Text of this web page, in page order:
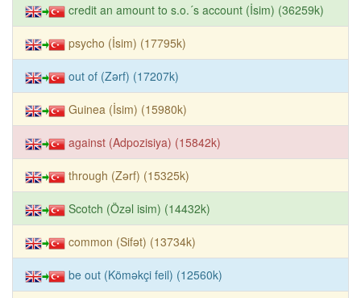
credit an amount to s.o.´s account (İsim) (36259k)
psycho (İsim) (17795k)
out of (Zərf) (17207k)
Guinea (İsim) (15980k)
against (Adpozisiya) (15842k)
through (Zərf) (15325k)
Scotch (Özəl isim) (14432k)
common (Sifət) (13734k)
be out (Köməkçi feil) (12560k)